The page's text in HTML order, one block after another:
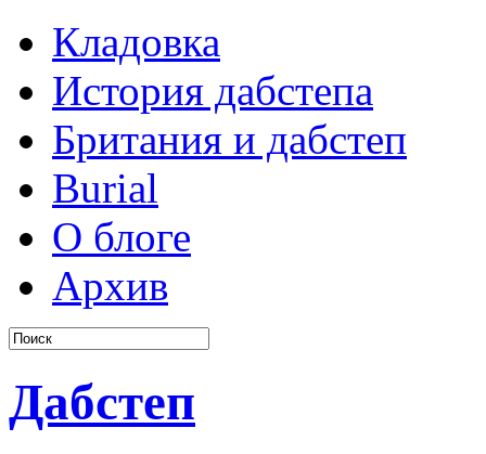
Кладовка
История дабстепа
Британия и дабстеп
Burial
О блоге
Архив
Дабстеп